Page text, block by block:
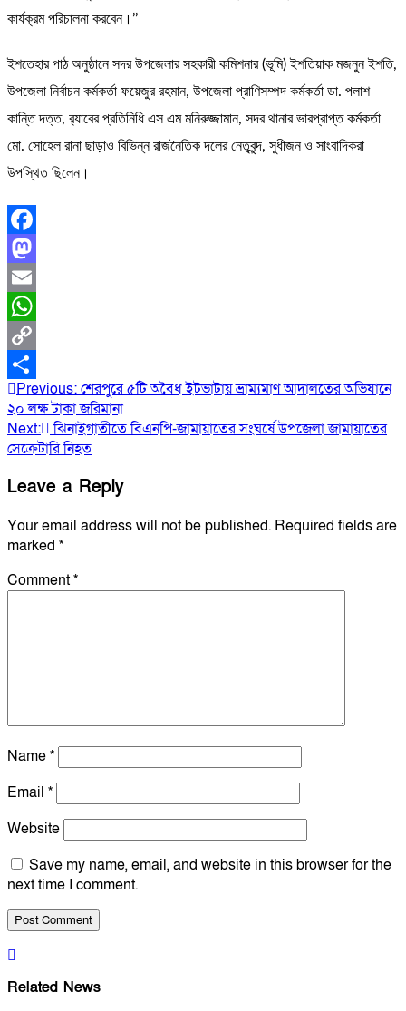
কার্যক্রম পরিচালনা করবেন।’’
ইশতেহার পাঠ অনুষ্ঠানে সদর উপজেলার সহকারী কমিশনার (ভূমি) ইশতিয়াক মজনুন ইশতি,
উপজেলা নির্বাচন কর্মকর্তা ফয়েজুর রহমান, উপজেলা প্রাণিসম্পদ কর্মকর্তা ডা. পলাশ
কান্তি দত্ত, র‌্যাবের প্রতিনিধি এস এম মনিরুজ্জামান, সদর থানার ভারপ্রাপ্ত কর্মকর্তা
মো. সোহেল রানা ছাড়াও বিভিন্ন রাজনৈতিক দলের নেতৃবৃন্দ, সুধীজন ও সাংবাদিকরা
উপস্থিত ছিলেন।
Facebook
Mastodon
Email
WhatsApp
Copy
Link
Share
Post
navigation
Previous:শেরপুরে ৫টি অবৈধ ইটভাটায় ভ্রাম্যমাণ আদালতের অভিযানে
২০ লক্ষ টাকা জরিমানা
Next:
ঝিনাইগাতীতে বিএনপি-জামায়াতের সংঘর্ষে উপজেলা জামায়াতের
সেক্রেটারি নিহত
Leave a Reply
Your email address will not be published. Required fields are
marked *
Comment*
Name*
Email *
Website
Save my name, email, and website in this browser for the
next time I comment.
Related News